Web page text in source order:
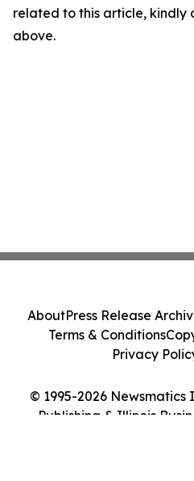
related to this article, kindly
above.
© 1995-2026
Publishing & Illinois
AboutPress Release
Terms & Conditions
Privacy